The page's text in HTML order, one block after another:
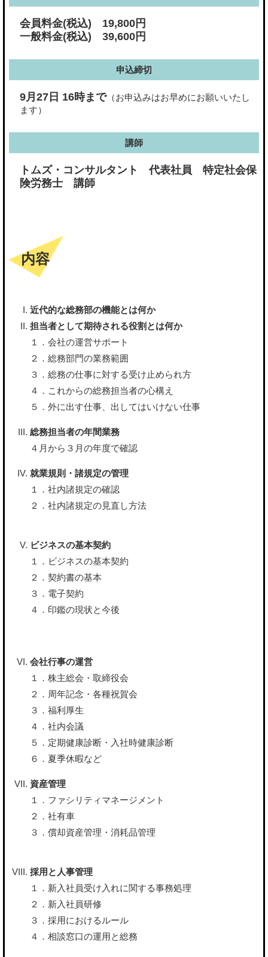
会員料金(税込) 19,800円
一般料金(税込) 39,600円
申込締切
9月27日 16時まで（お申込みはお早めにお願いいたし
ます）
講師
トムズ・コンサルタント 代表社員 特定社会保
険労務士 講師
内容
近代的な総務部の機能とは何か
担当者として期待される役割とは何か
１．会社の運営サポート
２．総務部門の業務範囲
３．総務の仕事に対する受け止められ方
４．これからの総務担当者の心構え
５．外に出す仕事、出してはいけない仕事
総務担当者の年間業務
４月から３月の年度で確認
就業規則・諸規定の管理
１．社内諸規定の確認
２．社内諸規定の見直し方法
ビジネスの基本契約
１．ビジネスの基本契約
２．契約書の基本
３．電子契約
４．印鑑の現状と今後
会社行事の運営
１．株主総会・取締役会
２．周年記念・各種祝賀会
３．福利厚生
４．社内会議
５．定期健康診断・入社時健康診断
６．夏季休暇など
資産管理
１．ファシリティマネージメント
２．社有車
３．償却資産管理・消耗品管理
採用と人事管理
１．新入社員受け入れに関する事務処理
２．新入社員研修
３．採用におけるルール
４．相談窓口の運用と総務